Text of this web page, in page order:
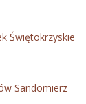
Świętokrzyskie
Sandomierz